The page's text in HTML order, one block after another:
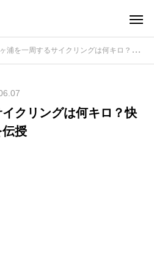
浦を一周するサイクリングは何キロ？快適な走り方のコツを伝授
クリングは何キロ？快
授